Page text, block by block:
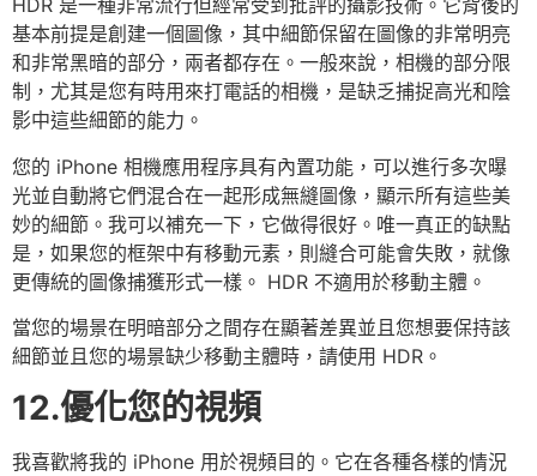
HDR 是一種非常流行但經常受到批評的攝影技術。它背後的
基本前提是創建一個圖像，其中細節保留在圖像的非常明亮
和非常黑暗的部分，兩者都存在。一般來說，相機的部分限
制，尤其是您有時用來打電話的相機，是缺乏捕捉高光和陰
影中這些細節的能力。
您的 iPhone 相機應用程序具有內置功能，可以進行多次曝
光並自動將它們混合在一起形成無縫圖像，顯示所有這些美
妙的細節。我可以補充一下，它做得很好。唯一真正的缺點
是，如果您的框架中有移動元素，則縫合可能會失敗，就像
更傳統的圖像捕獲形式一樣。 HDR 不適用於移動主體。
當您的場景在明暗部分之間存在顯著差異並且您想要保持該
細節並且您的場景缺少移動主體時，請使用 HDR。
12.優化您的視頻
我喜歡將我的 iPhone 用於視頻目的。它在各種各樣的情況